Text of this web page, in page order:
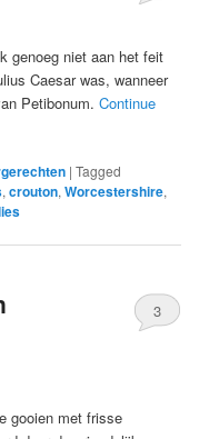
genoeg niet aan het feit
Caesar was, wanneer
Petibonum.Continue
|Tagged
,crouton,Worcestershire,
3
gooien met frisse